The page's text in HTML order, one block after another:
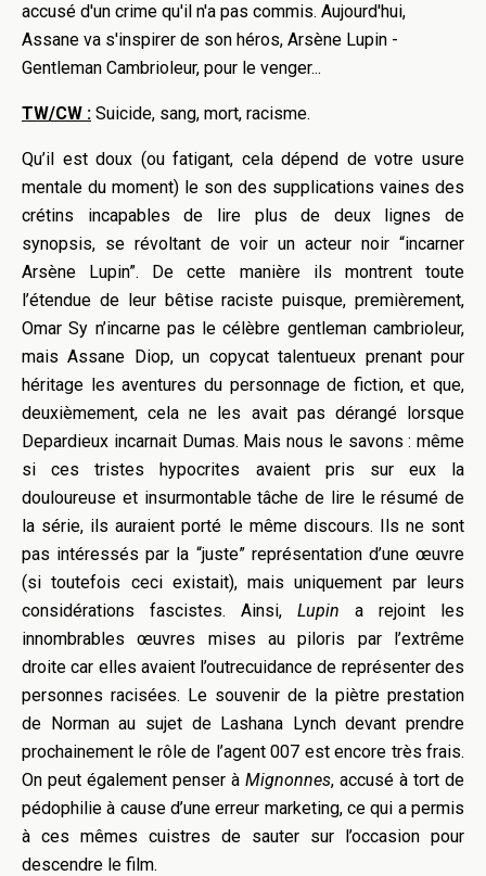
accusé d'un crime qu'il n'a pas commis. Aujourd'hui,
Assane va s'inspirer de son héros, Arsène Lupin -
Gentleman Cambrioleur, pour le venger...
TW/CW : Suicide, sang, mort, racisme.
Qu’il est doux (ou fatigant, cela dépend de votre usure
mentale du moment) le son des supplications vaines des
crétins incapables de lire plus de deux lignes de
synopsis, se révoltant de voir un acteur noir “incarner
Arsène Lupin”. De cette manière ils montrent toute
l’étendue de leur bêtise raciste puisque, premièrement,
Omar Sy n’incarne pas le célèbre gentleman cambrioleur,
mais Assane Diop, un copycat talentueux prenant pour
héritage les aventures du personnage de fiction, et que,
deuxièmement, cela ne les avait pas dérangé lorsque
Depardieux incarnait Dumas. Mais nous le savons : même
si ces tristes hypocrites avaient pris sur eux la
douloureuse et insurmontable tâche de lire le résumé de
la série, ils auraient porté le même discours. Ils ne sont
pas intéressés par la “juste” représentation d’une œuvre
(si toutefois ceci existait), mais uniquement par leurs
considérations fascistes. Ainsi, Lupin a rejoint les
innombrables œuvres mises au piloris par l’extrême
droite car elles avaient l’outrecuidance de représenter des
personnes racisées. Le souvenir de la piètre prestation
de Norman au sujet de Lashana Lynch devant prendre
prochainement le rôle de l’agent 007 est encore très frais.
On peut également penser à Mignonnes, accusé à tort de
pédophilie à cause d’une erreur marketing, ce qui a permis
à ces mêmes cuistres de sauter sur l’occasion pour
descendre le film.